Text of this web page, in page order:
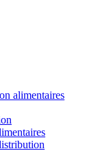
alimentaires